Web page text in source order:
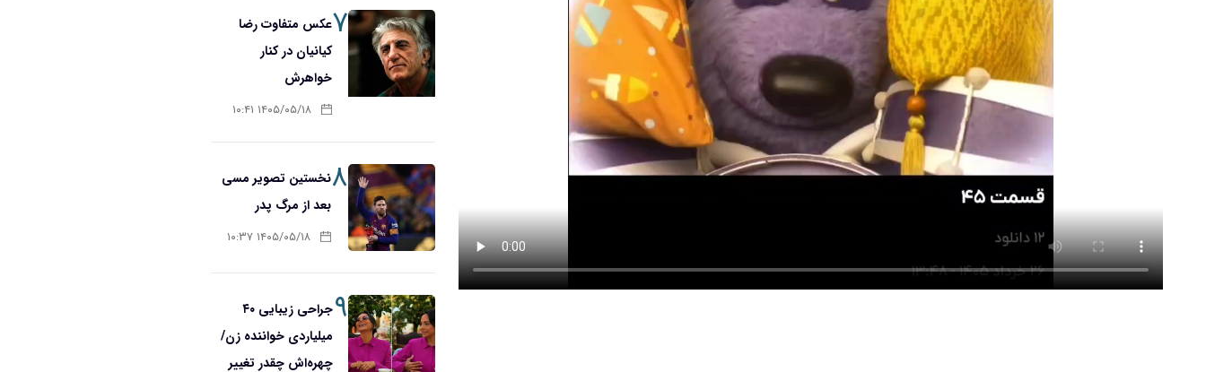
۷عکس متفاوت رضا
کیانیان در کنار
خواهرش
۱۴۰۵/۰۵/۱۸ ۱۰:۴۱
۸نخستین تصویر مسی
بعد از مرگ پدر
۱۴۰۵/۰۵/۱۸ ۱۰:۳۷
۹
جراحی زیبایی ۴۰
میلیاردی خواننده زن/
چهره‌اش چقدر تغییر